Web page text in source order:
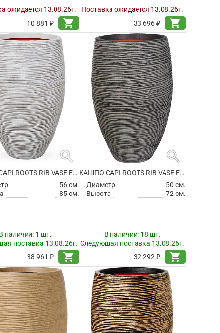
ожидается 13.08.26г.
10 881 ₽
shopping_cart
Поставка ожидается 13.08.26г.
33 696 ₽
shopping_cart
search
КАШПО CAPI ROOTS RIB VASE ELEGANCE DELUXE IVORY
56 см.
85 см.
наличии: 1 шт.
поставка 13.08.26г.
38 961 ₽
shopping_cart
search
КАШПО CAPI ROOTS RIB VASE ELEGANT DELUXE ANTHRACITE
Диаметр
50 см.
Высота
72 см.
В наличии: 18 шт.
Следующая поставка 13.08.26г.
32 292 ₽
shopping_cart